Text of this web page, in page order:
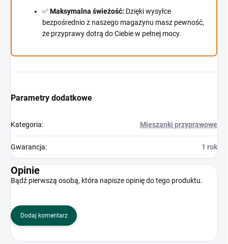
✅Maksymalna świeżość: Dzięki wysyłce
bezpośrednio z naszego magazynu masz pewność,
że przyprawy dotrą do Ciebie w pełnej mocy.
Parametry dodatkowe
Kategoria: Mieszanki przyprawowe
Gwarancja: 1 rok
Opinie
Bądź pierwszą osobą, która napisze opinię do tego produktu.
Dodaj komentarz